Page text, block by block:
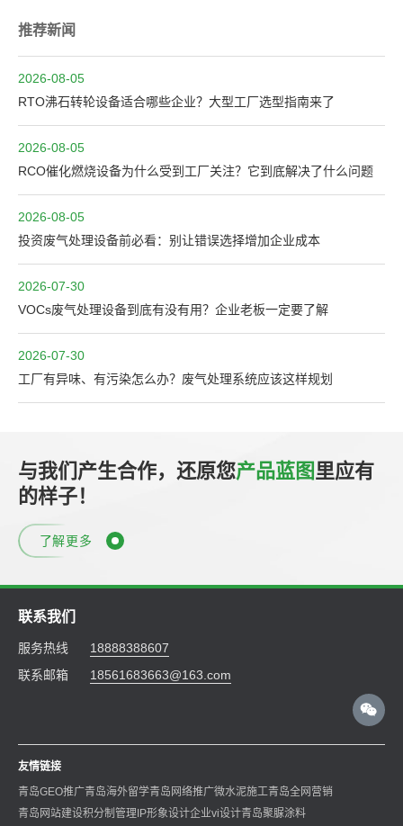
推荐新闻
2026-08-05
RTO沸石转轮设备适合哪些企业？大型工厂选型指南来了
2026-08-05
RCO催化燃烧设备为什么受到工厂关注？它到底解决了什么问题
2026-08-05
投资废气处理设备前必看：别让错误选择增加企业成本
2026-07-30
VOCs废气处理设备到底有没有用？企业老板一定要了解
2026-07-30
工厂有异味、有污染怎么办？废气处理系统应该这样规划
与我们产生合作，还原您产品蓝图里应有
的样子！
了解更多
联系我们
服务热线
18888388607
联系邮箱
18561683663@163.com
友情链接
青岛GEO推广青岛海外留学青岛网络推广微水泥施工青岛全网营销
青岛网站建设积分制管理 IP形象设计企业vi设计青岛聚脲涂料